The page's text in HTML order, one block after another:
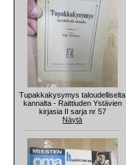
Tupakkakysymys taloudelliselta
kannalta - Raittiuden Ystävien
kirjasia II sarja nr 57
Näytä